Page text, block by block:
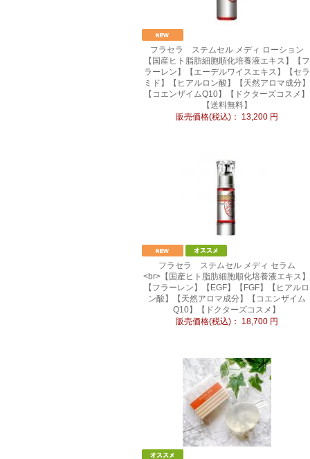
フラセラ ステムセル メディ ローション
【国産ヒト脂肪細胞順化培養液エキス】【フ
ラーレン】【エーデルワイスエキス】【セラ
ミド】【ヒアルロン酸】【天然アロマ成分】
【コエンザイムQ10】【ドクターズコスメ】
【送料無料】
販売価格(税込)：
13,200円
フラセラ ステムセル メディ セラム
<br>【国産ヒト脂肪細胞順化培養液エキス】
【フラーレン】【EGF】【FGF】【ヒアルロ
ン酸】【天然アロマ成分】【コエンザイム
Q10】【ドクターズコスメ】
販売価格(税込)：
18,700円